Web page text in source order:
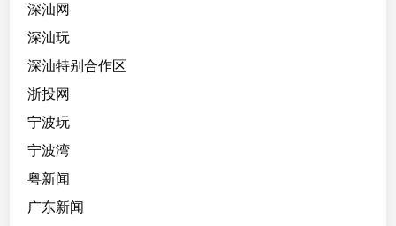
深汕网
深汕玩
深汕特别合作区
浙投网
宁波玩
宁波湾
粤新闻
广东新闻